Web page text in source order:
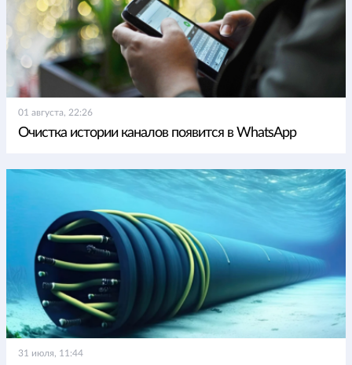
01 августа, 22:26
Очистка истории каналов появится в WhatsApp
31 июля, 11:44